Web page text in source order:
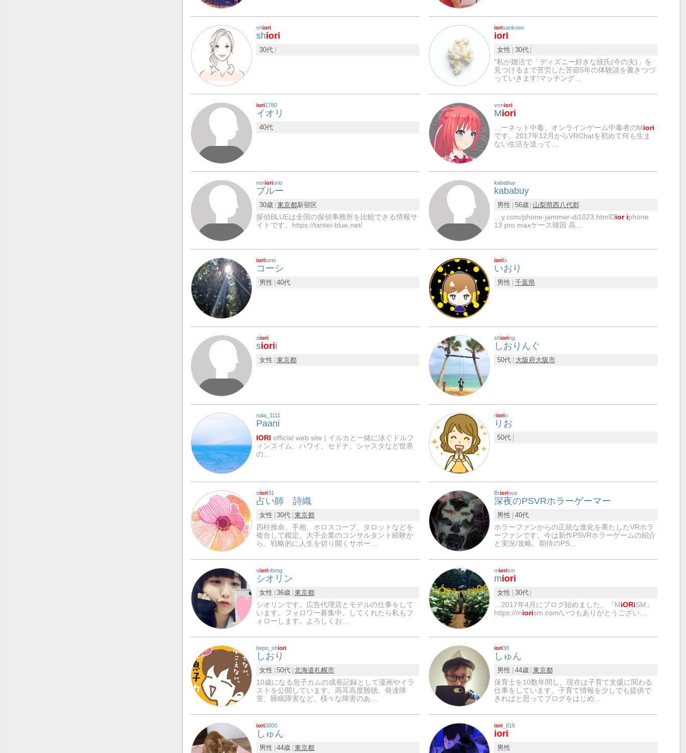
shiori
shiori
30代
iorisankoen
iori
女性
30代
"私が婚活で「ディズニー好きな彼氏(今の夫)」を
見つけるまで苦労した苦節5年の体験談を書きつづ
っていきます!マッチング…
iori1780
イオリ
40代
vrmiori
Miori
…ーネット中毒、オンラインゲーム中毒者のM iori
です。2017年12月からVRChatを初めて何も生ま
ない生活を送って…
norioriorio
ブルー
30歳 東京都新宿区
探偵BLUEは全国の探偵事務所を比較できる情報サ
イトです。https://tantei-blue.net/
kababuy
kababuy
男性 56歳 山梨県西八代郡
…y.com/phone-jammer-di1023.htmlDior iphone
13 pro maxケース韓国 高…
ioritorei
コーシ
男性 40代
iorifx
いおり
男性 千葉県
siorii
siorii
女性 東京都
shioring
しおりんぐ
50代 大阪府大阪市
naia_1111
Paani
IORI official web site | イルカと一緒に泳ぐドルフ
ィンスイム、ハワイ、セドナ、シャスタなど世界
の…
riorio
りお
50代
siori31
占い師 詩織
女性 30代 東京都
四柱推命、手相、ホロスコープ、タロットなどを
複合して鑑定。大手企業のコンサルタント経験か
ら、戦略的に人生を切り開くサポー…
Briorious
深夜のPSVRホラーゲーマー
男性
40代
ホラーファンからの正統な進化を果たしたVRホラ
ーファンです。今は新作PSVRホラーゲームの紹介
と実況/攻略。期待のPS…
siorinbrog
シオリン
女性 36歳 東京都
シオリンです。広告代理店とモデルの仕事をして
います。フォロワー募集中。してくれたら私もフ
ォローします。よろしくお…
miorism
miori
女性
30代
…2017年4月にブログ始めました。『M iORiSM』
https://miorism.com/いつもありがとうござい…
bepo_shiori
しおり
女性 50代 北海道札幌市
10歳になる息子カムの成長記録として漫画やイラ
ストを公開しています。両耳高度難聴、発達障
害、睡眠障害など、様々な障害のあ…
iori38
しゅん
男性 44歳 東京都
保育士を10数年間し、現在は子育て支援に関わる
仕事をしています。子育て情報を少しでも提供で
きればと思ってブログをはじめ…
iori3800
しゅん
男性 44歳 東京都
iori _816
iori
男性